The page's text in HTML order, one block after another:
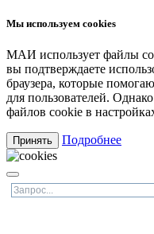
Мы используем cookies
МАИ использует файлы
вы подтверждаете
браузера, которые
для пользователей.
файлов cookie в
Принять Подробнее